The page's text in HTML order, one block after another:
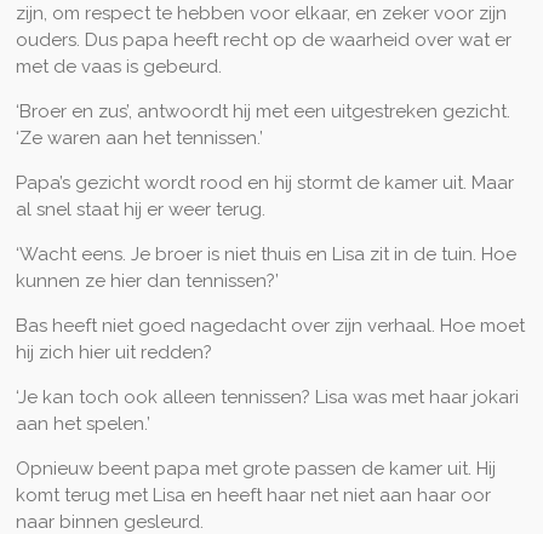
zijn, om respect te hebben voor elkaar, en zeker voor zijn
ouders. Dus papa heeft recht op de waarheid over wat er
met de vaas is gebeurd.
‘Broer en zus’, antwoordt hij met een uitgestreken gezicht.
‘Ze waren aan het tennissen.’
Papa’s gezicht wordt rood en hij stormt de kamer uit. Maar
al snel staat hij er weer terug.
‘Wacht eens. Je broer is niet thuis en Lisa zit in de tuin. Hoe
kunnen ze hier dan tennissen?’
Bas heeft niet goed nagedacht over zijn verhaal. Hoe moet
hij zich hier uit redden?
‘Je kan toch ook alleen tennissen? Lisa was met haar jokari
aan het spelen.’
Opnieuw beent papa met grote passen de kamer uit. Hij
komt terug met Lisa en heeft haar net niet aan haar oor
naar binnen gesleurd.